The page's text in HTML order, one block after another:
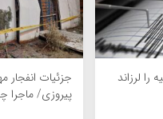
را لرزاند
جزئیات انفجار
پیروزی/ ماجرا